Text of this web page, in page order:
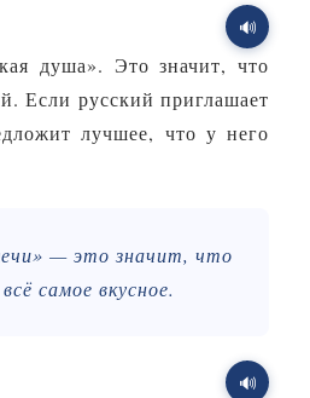
🔊
душа». Это значит, что
Если русский приглашает
лучшее, что у него
— это значит, что
самое вкусное.
🔊